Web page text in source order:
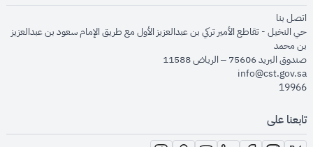
اتصل بنا
حي النخيل - تقاطع الأمير تركي بن عبدالعزيز الأول مع طريق الإمام سعود بن عبدالعزيز
بن محمد
صندوق البريد 75606 – الرياض 11588
info@cst.gov.sa
19966
تابعنا على